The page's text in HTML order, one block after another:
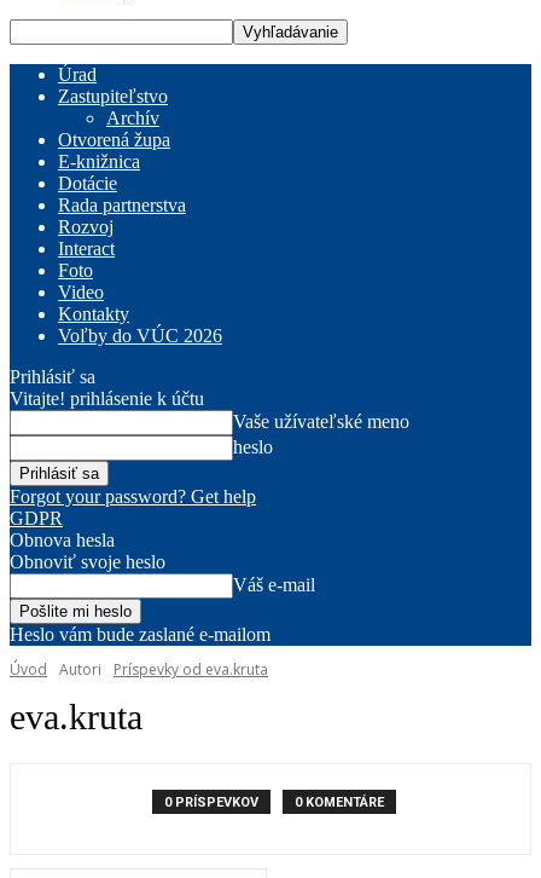
Úrad
Zastupiteľstvo
Archív
Otvorená župa
E-knižnica
Dotácie
Rada partnerstva
Rozvoj
Interact
Foto
Video
Kontakty
Voľby do VÚC 2026
Prihlásiť sa
Vitajte! prihlásenie k účtu
Vaše užívateľské meno
heslo
Forgot your password? Get help
GDPR
Obnova hesla
Obnoviť svoje heslo
Váš e-mail
Heslo vám bude zaslané e-mailom
Úvod
Autori Príspevky od eva.kruta
eva.kruta
0 PRÍSPEVKOV 0 KOMENTÁRE